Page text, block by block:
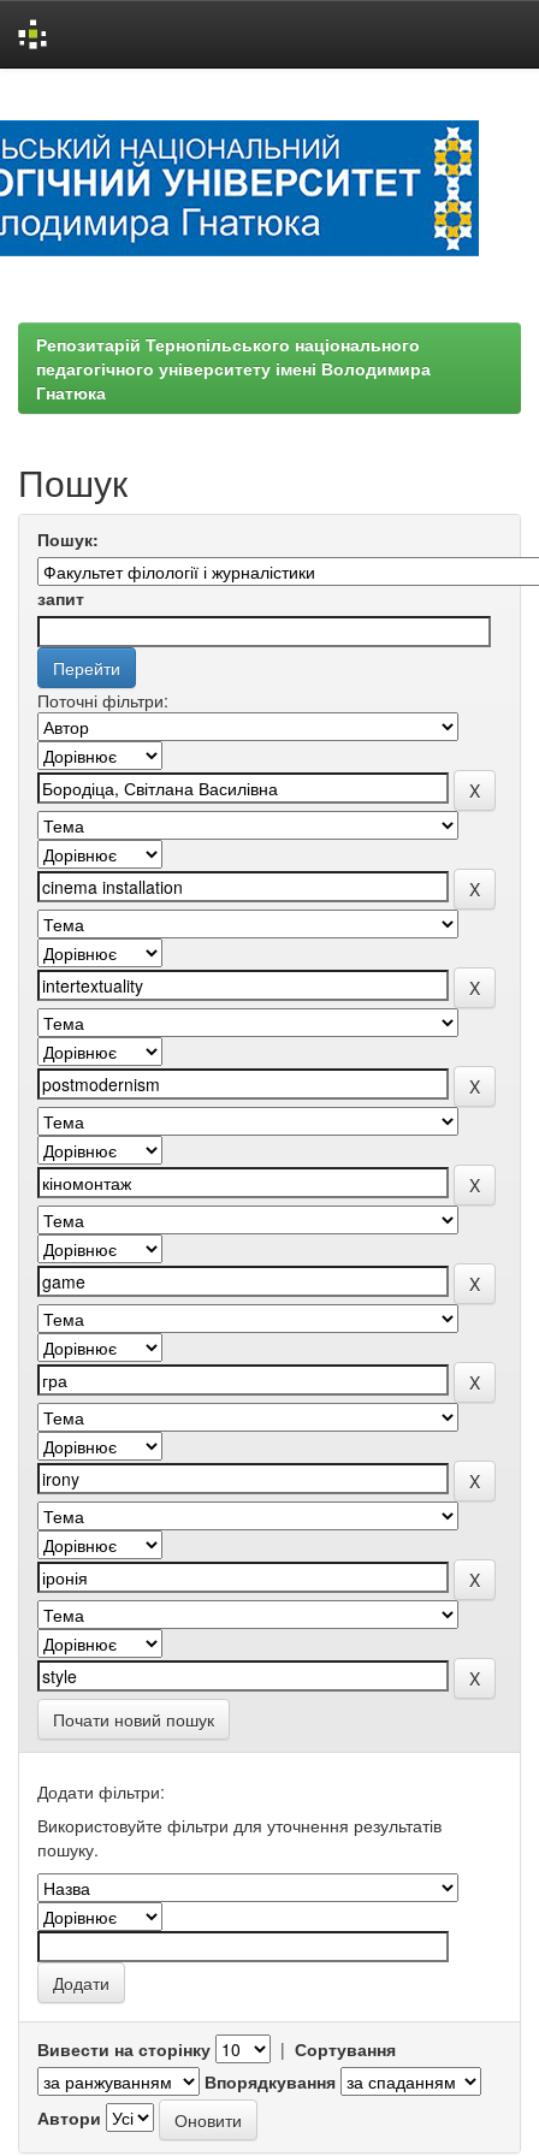
Репозитарій Тернопільського національного
педагогічного університету імені Володимира
Гнатюка
Пошук
Пошук:
запит
Поточні фільтри:
Почати новий пошук
Додати фільтри:
Використовуйте фільтри для уточнення результатів
пошуку.
Вивести на сторінку | Сортування
Впорядкування
Автори